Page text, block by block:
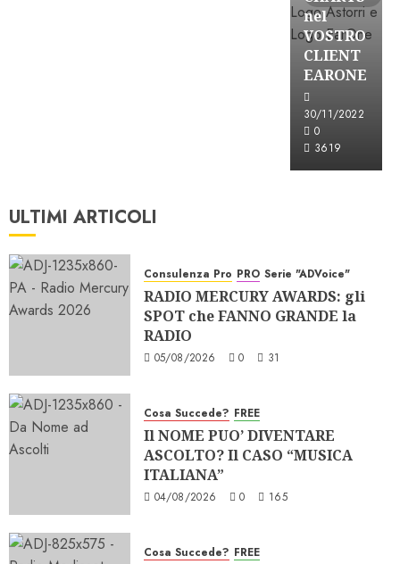
nel
VOSTRO
CLIENT
EARONE
30/11/2022
0
3619
ULTIMI ARTICOLI
Consulenza Pro PRO Serie "ADVoice"
RADIO MERCURY AWARDS: gli
SPOT che FANNO GRANDE la
RADIO
05/08/2026 0 31
Cosa Succede? FREE
Il NOME PUO’ DIVENTARE
ASCOLTO? Il CASO “MUSICA
ITALIANA”
04/08/2026 0 165
Cosa Succede? FREE